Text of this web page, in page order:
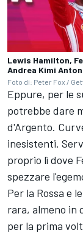
Lewis Hamilton,
Andrea Kimi
Foto di: Peter Fox /
Eppure, per le
potrebbe dare
d'Argento.
inesistenti.
proprio lì dove
spezzare
Per la Rossa e
rara, almeno in
per la prima